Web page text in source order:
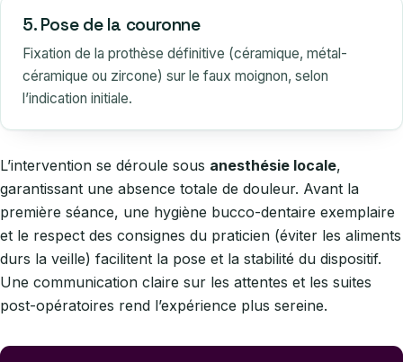
5. Pose de la couronne
Fixation de la prothèse définitive (céramique, métal-
céramique ou zircone) sur le faux moignon, selon
l’indication initiale.
L’intervention se déroule sous anesthésie locale,
garantissant une absence totale de douleur. Avant la
première séance, une hygiène bucco-dentaire exemplaire
et le respect des consignes du praticien (éviter les aliments
durs la veille) facilitent la pose et la stabilité du dispositif.
Une communication claire sur les attentes et les suites
post-opératoires rend l’expérience plus sereine.